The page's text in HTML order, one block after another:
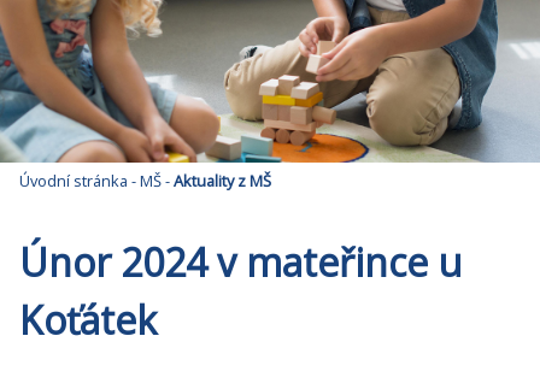
Úvodní stránka -MŠ-Aktuality z MŠ
Únor 2024 v mateřince u
Koťátek